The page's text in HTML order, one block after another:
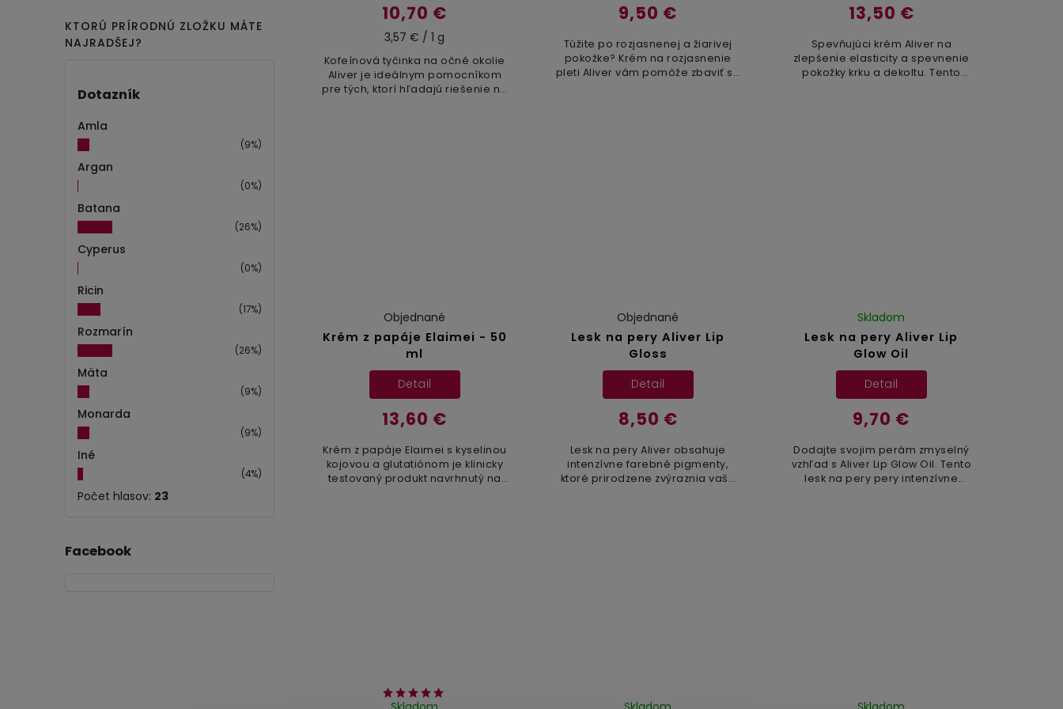
KTORÚ PRÍRODNÚ ZLOŽKU MÁTE
NAJRADŠEJ?
Dotazník
Amla
(9%)
Argan
(0%)
Batana
(26%)
Cyperus
(0%)
Ricin
(17%)
Rozmarín
(26%)
Mäta
(9%)
Monarda
(9%)
Iné
(4%)
Počet hlasov: 23
Facebook
10,70 €
3,57 € / 1 g
Kofeínová tyčinka na očné okolie
Aliver je ideálnym pomocníkom
pre tých, ktorí hľadajú riešenie na
9,50 €
Túžite po rozjasnenej a žiarivej
pokožke? Krém na rozjasnenie
pleti Aliver vám pomôže zbaviť sa
13,50 €
Spevňujúci krém Aliver na
zlepšenie elasticity a spevnenie
pokožky krku a dekoltu. Tento
Krém z papáje Elaimei - 50
ml
Objednané
13,60 €
Detail
Krém z papáje Elaimei s kyselinou
kojovou a glutatiónom je klinicky
testovaný produkt navrhnutý na
Lesk na pery Aliver Lip
Gloss
Objednané
8,50 €
Detail
Lesk na pery Aliver obsahuje
intenzívne farebné pigmenty,
ktoré prirodzene zvýraznia vaše
Lesk na pery Aliver Lip
Glow Oil
Skladom
9,70 €
Detail
Dodajte svojim perám zmyselný
vzhľad s Aliver Lip Glow Oil. Tento
lesk na pery pery intenzívne